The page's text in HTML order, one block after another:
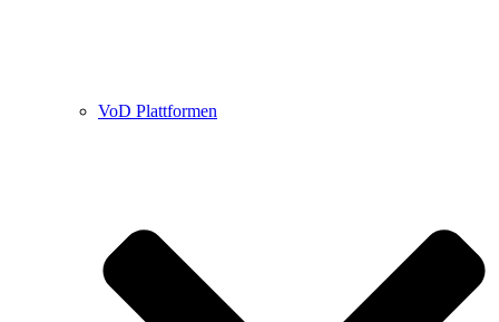
VoD Plattformen